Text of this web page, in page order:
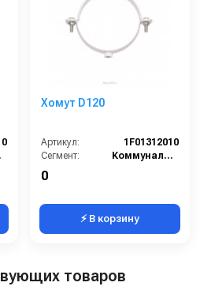
Хомут D120
Артикул:
1F01312010
Сегмент:
Коммунальный сегмент
0
⚡ В корзину
товаров